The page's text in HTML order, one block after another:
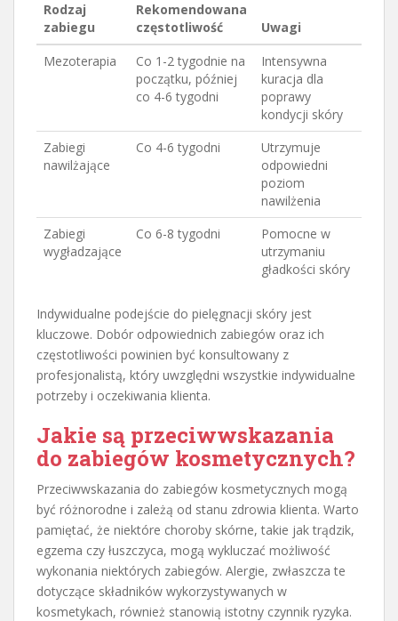
Rodzaj
zabiegu
Rekomendowana
częstotliwość
Uwagi
Mezoterapia
Co 1-2 tygodnie na
początku, później
co 4-6 tygodni
Intensywna
kuracja dla
poprawy
kondycji skóry
Zabiegi
nawilżające
Co 4-6 tygodni
Utrzymuje
odpowiedni
poziom
nawilżenia
Zabiegi
wygładzające
Co 6-8 tygodni
Pomocne w
utrzymaniu
gładkości skóry
Indywidualne podejście do pielęgnacji skóry jest
kluczowe. Dobór odpowiednich zabiegów oraz ich
częstotliwości powinien być konsultowany z
profesjonalistą, który uwzględni wszystkie indywidualne
potrzeby i oczekiwania klienta.
Jakie są przeciwwskazania
do zabiegów kosmetycznych?
Przeciwwskazania do zabiegów kosmetycznych mogą
być różnorodne i zależą od stanu zdrowia klienta. Warto
pamiętać, że niektóre choroby skórne, takie jak trądzik,
egzema czy łuszczyca, mogą wykluczać możliwość
wykonania niektórych zabiegów. Alergie, zwłaszcza te
dotyczące składników wykorzystywanych w
kosmetykach, również stanowią istotny czynnik ryzyka.